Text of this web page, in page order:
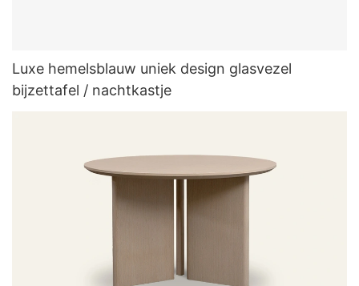
Luxe hemelsblauw uniek design glasvezel
bijzettafel / nachtkastje